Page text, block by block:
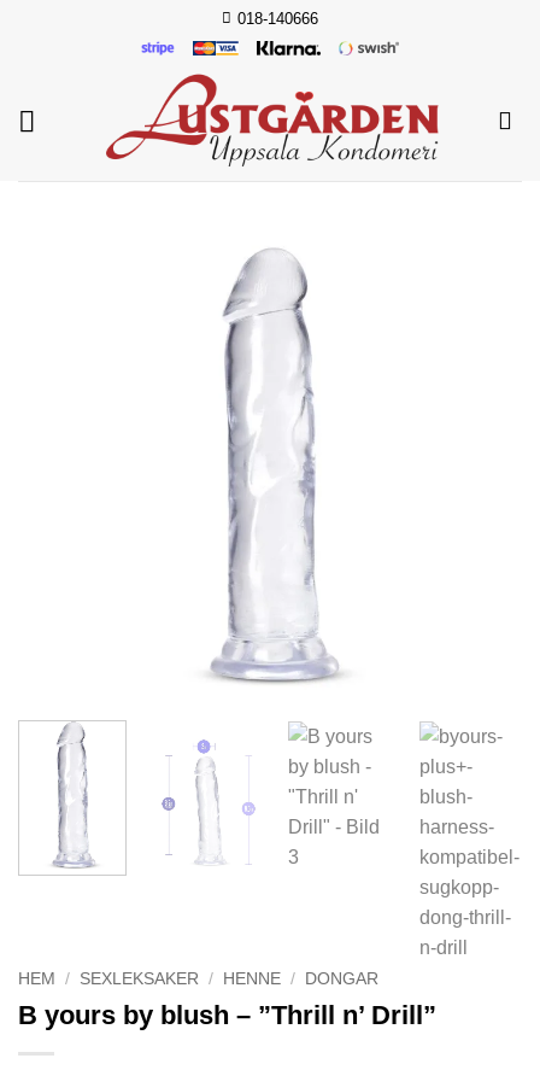
018-140666
HEM / SEXLEKSAKER / HENNE / DONGAR
B yours by blush – ”Thrill n’ Drill”